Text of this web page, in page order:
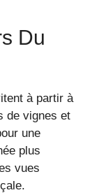
Du
à partir à
de vignes et
une
plus
vues